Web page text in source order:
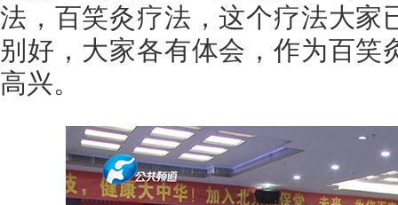
法，百笑灸疗法，这个疗法大家
别好，大家各有体会，作为百笑
高兴。